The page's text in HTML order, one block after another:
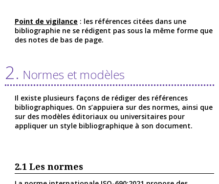
Point de vigilance : les références citées dans une
bibliographie ne se rédigent pas sous la même forme que
des notes de bas de page.
2. Normes et modèles
Il existe plusieurs façons de rédiger des références
bibliographiques. On s’appuiera sur des normes, ainsi que
sur des modèles éditoriaux ou universitaires pour
appliquer un style bibliographique à son document.
2.1 Les normes